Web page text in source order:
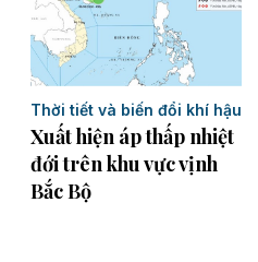
Thời tiết và biến đổi khí hậu
Xuất hiện áp thấp nhiệt
đới trên khu vực vịnh
Bắc Bộ